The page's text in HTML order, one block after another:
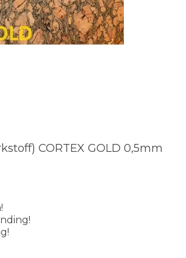
CORTEX GOLD 0,5mm